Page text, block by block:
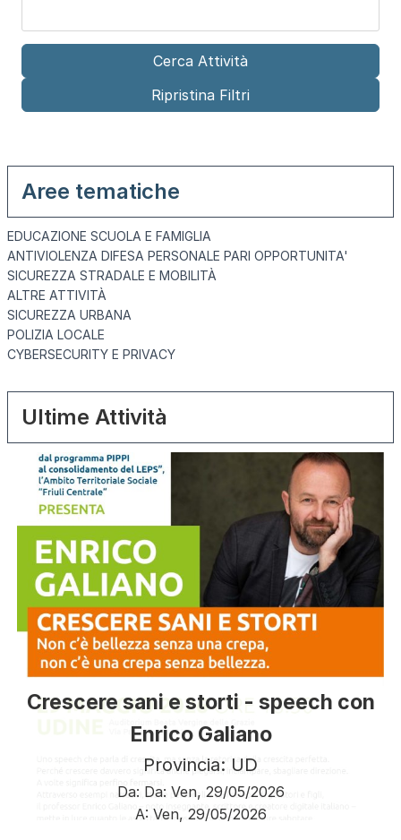
Aree tematiche
EDUCAZIONE SCUOLA E FAMIGLIA
ANTIVIOLENZA DIFESA PERSONALE PARI OPPORTUNITA'
SICUREZZA STRADALE E MOBILITÀ
ALTRE ATTIVITÀ
SICUREZZA URBANA
POLIZIA LOCALE
CYBERSECURITY E PRIVACY
Ultime Attività
Crescere sani e storti - speech con
Enrico Galiano
Provincia: UD
Da: Da: Ven, 29/05/2026
A: Ven, 29/05/2026